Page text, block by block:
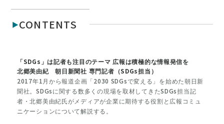
CONTENTS
「SDGs」は記者も注目のテーマ 広報は積極的な情報発信を
北郷美由紀 朝日新聞社 専門記者（SDGs担当）
2017年1月から報道企画「2030 SDGsで変える」を始めた朝日新
聞社。SDGsに関する数多くの現場を取材してきたSDGs担当記
者・北郷美由紀氏がメディアが企業に期待する役割と広報コミュ
ニケーションについて解説する。